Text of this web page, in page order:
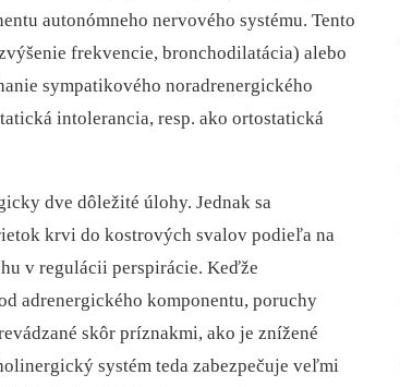
autonómneho nervového systému. Tento
frekvencie, bronchodilatácia) alebo
sympatikového noradrenergického
intolerancia, resp. ako ortostatická
dve dôležité úlohy. Jednak sa
krvi do kostrových svalov podieľa na
v regulácii perspirácie. Keďže
adrenergického komponentu, poruchy
skôr príznakmi, ako je znížené
systém teda zabezpečuje veľmi